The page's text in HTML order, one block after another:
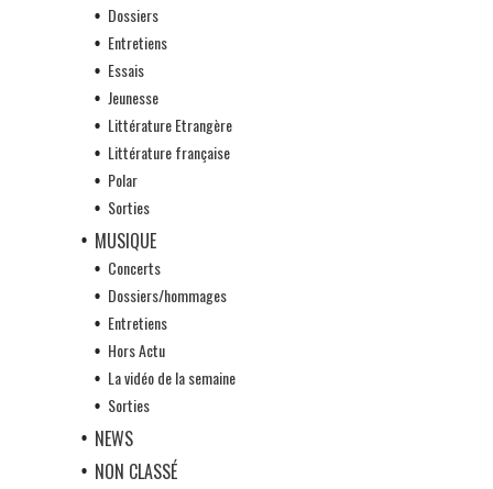
Dossiers
Entretiens
Essais
Jeunesse
Littérature Etrangère
Littérature française
Polar
Sorties
MUSIQUE
Concerts
Dossiers/hommages
Entretiens
Hors Actu
La vidéo de la semaine
Sorties
NEWS
NON CLASSÉ